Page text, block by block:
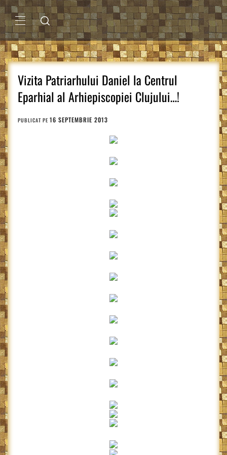
Sari
la
conținutMENIU
PRINCIPAL
Vizita Patriarhului Daniel la Centrul
Eparhial al Arhiepiscopiei Clujului…!
PUBLICAT PE 16 SEPTEMBRIE 2013